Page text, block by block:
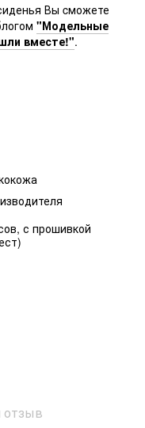
Вы cможете
"Модельные
вместе!".
с прошивкой
отзыв